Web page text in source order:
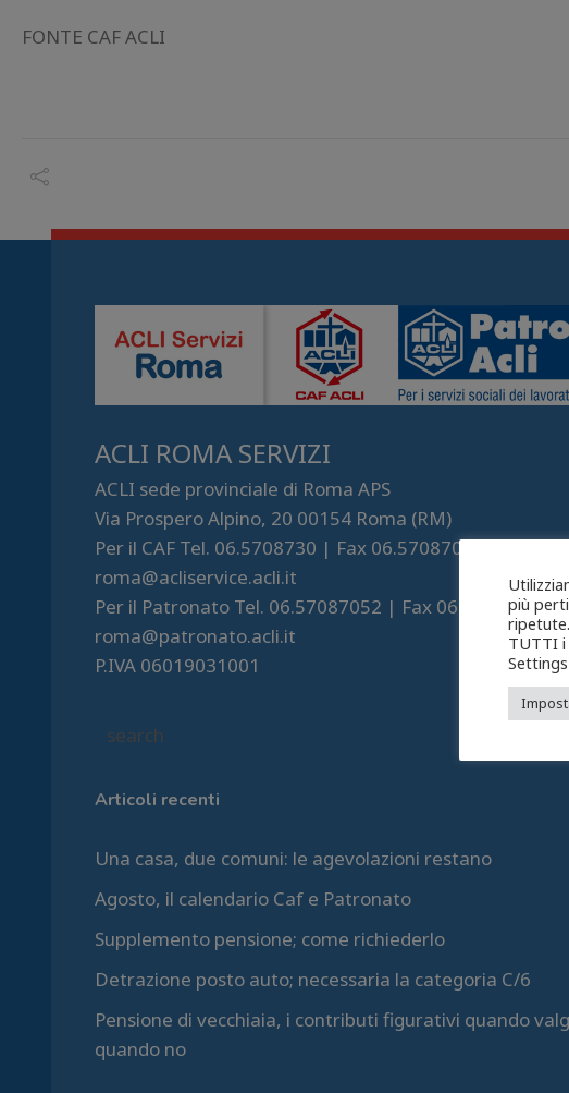
FONTE CAF ACLI
ACLI ROMA SERVIZI
ACLI sede provinciale di Roma APS
Via Prospero Alpino, 20 00154 Roma (RM)
Per il CAF Tel. 06.5708730 | Fax 06.57087043
roma@acliservice.acli.it
Per il Patronato Tel. 06.57087052 | Fax 06.57087043
roma@patronato.acli.it
P.IVA 06019031001
Articoli recenti
Una casa, due comuni: le agevolazioni restano
Agosto, il calendario Caf e Patronato
Supplemento pensione; come richiederlo
Detrazione posto auto; necessaria la categoria C/6
Pensione di vecchiaia, i contributi figurativi quando
quando no
più
TUTTI i